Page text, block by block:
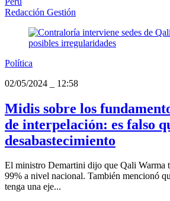
Redacción Gestión
Política
02/05/2024
12:58
Midis sobre los
de interpelación: es falso
desabastecimiento
El ministro Demartini dijo que Qali Warma
99% a nivel nacional. También mencionó
tenga una eje...